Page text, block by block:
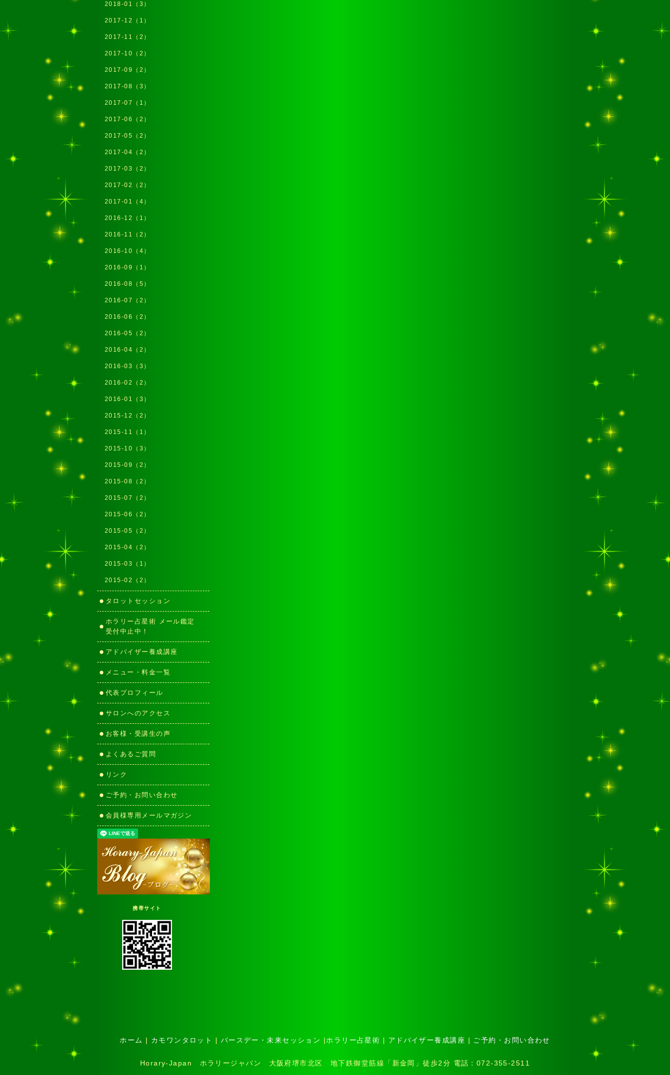
2018-01（3）
2017-12（1）
2017-11（2）
2017-10（2）
2017-09（2）
2017-08（3）
2017-07（1）
2017-06（2）
2017-05（2）
2017-04（2）
2017-03（2）
2017-02（2）
2017-01（4）
2016-12（1）
2016-11（2）
2016-10（4）
2016-09（1）
2016-08（5）
2016-07（2）
2016-06（2）
2016-05（2）
2016-04（2）
2016-03（3）
2016-02（2）
2016-01（3）
2015-12（2）
2015-11（1）
2015-10（3）
2015-09（2）
2015-08（2）
2015-07（2）
2015-06（2）
2015-05（2）
2015-04（2）
2015-03（1）
2015-02（2）
タロットセッション
ホラリー占星術 メール鑑定
受付中止中！
アドバイザー養成講座
メニュー・料金一覧
代表プロフィール
サロンへのアクセス
お客様・受講生の声
よくあるご質問
リンク
ご予約・お問い合わせ
会員様専用メールマガジン
携帯サイト
ホーム | カモワンタロット | バースデー・未来セッション |ホラリー占星術 | アドバイザー養成講座 | ご予約・お問い合わせ
Horary-Japan ホラリージャパン 大阪府堺市北区 地下鉄御堂筋線「新金岡」徒歩2分 電話：072-355-2511